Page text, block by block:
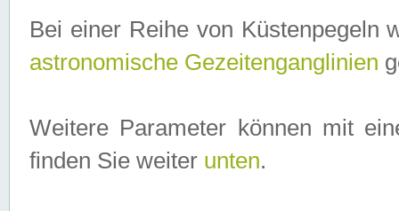
Bei einer Reihe von Küstenpegeln
astronomische Gezeitenganglinien
Weitere Parameter können mit
finden Sie weiter unten.